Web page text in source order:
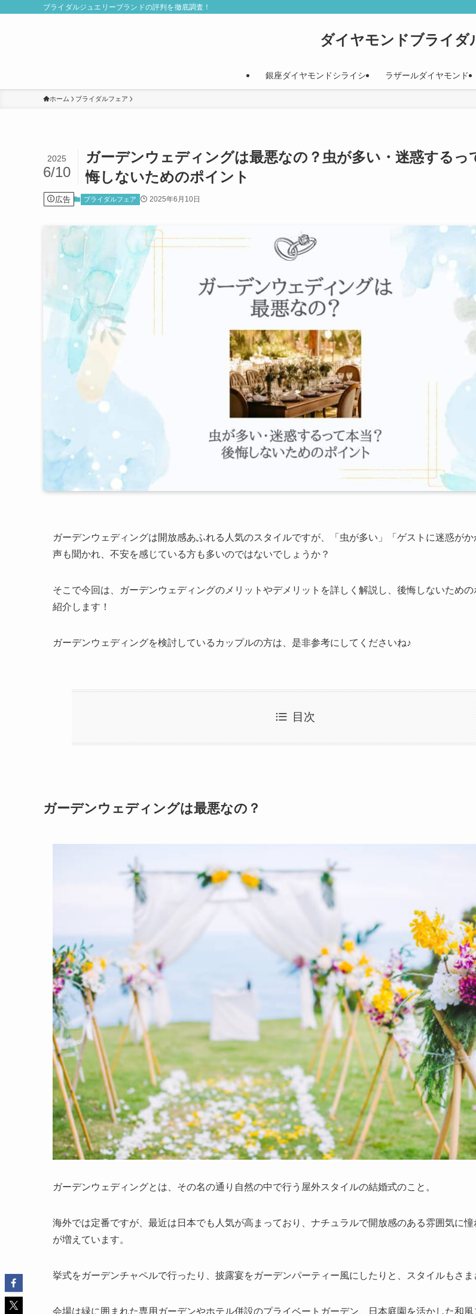
ブライダルジュエリーブランドの評判を徹底調査！
ダイヤモンドブライダ
銀座ダイヤモンドシライシ ラザールダイヤモンド
ホーム ブライダルフェア
ガーデンウェディングは最悪なの？虫が多い・迷惑するっ
悔しないためのポイント
2025
6/10
広告 ブライダルフェア 2025年6月10日
ガーデンウェディングは開放感あふれる人気のスタイルですが、「虫が多い」「ゲストに迷惑が
声も聞かれ、不安を感じている方も多いのではないでしょうか？
そこで今回は、ガーデンウェディングのメリットやデメリットを詳しく解説し、後悔しないため
紹介します！
ガーデンウェディングを検討しているカップルの方は、是非参考にしてくださいね♪
目次
ガーデンウェディングは最悪なの？
ガーデンウェディングとは、その名の通り自然の中で行う屋外スタイルの結婚式のこと。
海外では定番ですが、最近は日本でも人気が高まっており、ナチュラルで開放感のある雰囲気に
が増えています。
挙式をガーデンチャペルで行ったり、披露宴をガーデンパーティー風にしたりと、スタイルもさま
会場は緑に囲まれた専用ガーデンやホテル併設のプライベートガーデン、日本庭園を活かした和